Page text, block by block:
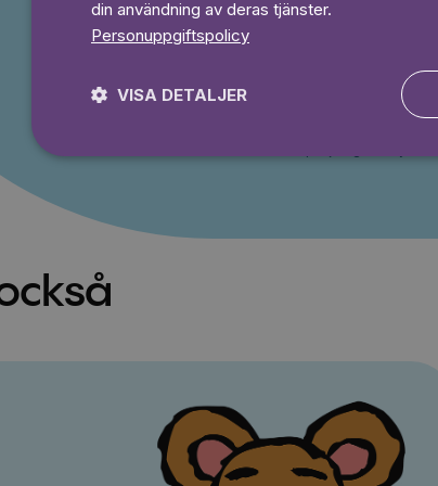
Prova 7 dagar gratis
din användning av deras tjänster.
Personuppgiftspolicy
VISA DETALJER